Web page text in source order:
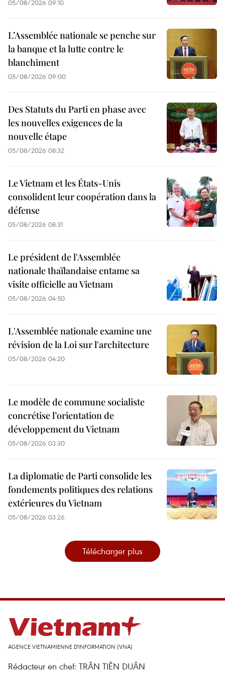
05/08/2026 09:10
L’Assemblée nationale se penche sur
la banque et la lutte contre le
blanchiment
05/08/2026 09:00
Des Statuts du Parti en phase avec
les nouvelles exigences de la
nouvelle étape
05/08/2026 08:32
Le Vietnam et les États-Unis
consolident leur coopération dans la
défense
05/08/2026 08:31
Le président de l'Assemblée
nationale thaïlandaise entame sa
visite officielle au Vietnam
05/08/2026 04:50
L'Assemblée nationale examine une
révision de la Loi sur l'architecture
05/08/2026 04:20
Le modèle de commune socialiste
concrétise l’orientation de
développement du Vietnam
05/08/2026 03:30
La diplomatie de Parti consolide les
fondements politiques des relations
extérieures du Vietnam
05/08/2026 03:26
Télécharger plus
AGENCE VIETNAMIENNE D'INFORMATION (VNA)
Rédacteur en chef: TRÂN TIÊN DUÂN